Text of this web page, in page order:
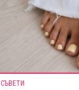
СЪВЕТИ